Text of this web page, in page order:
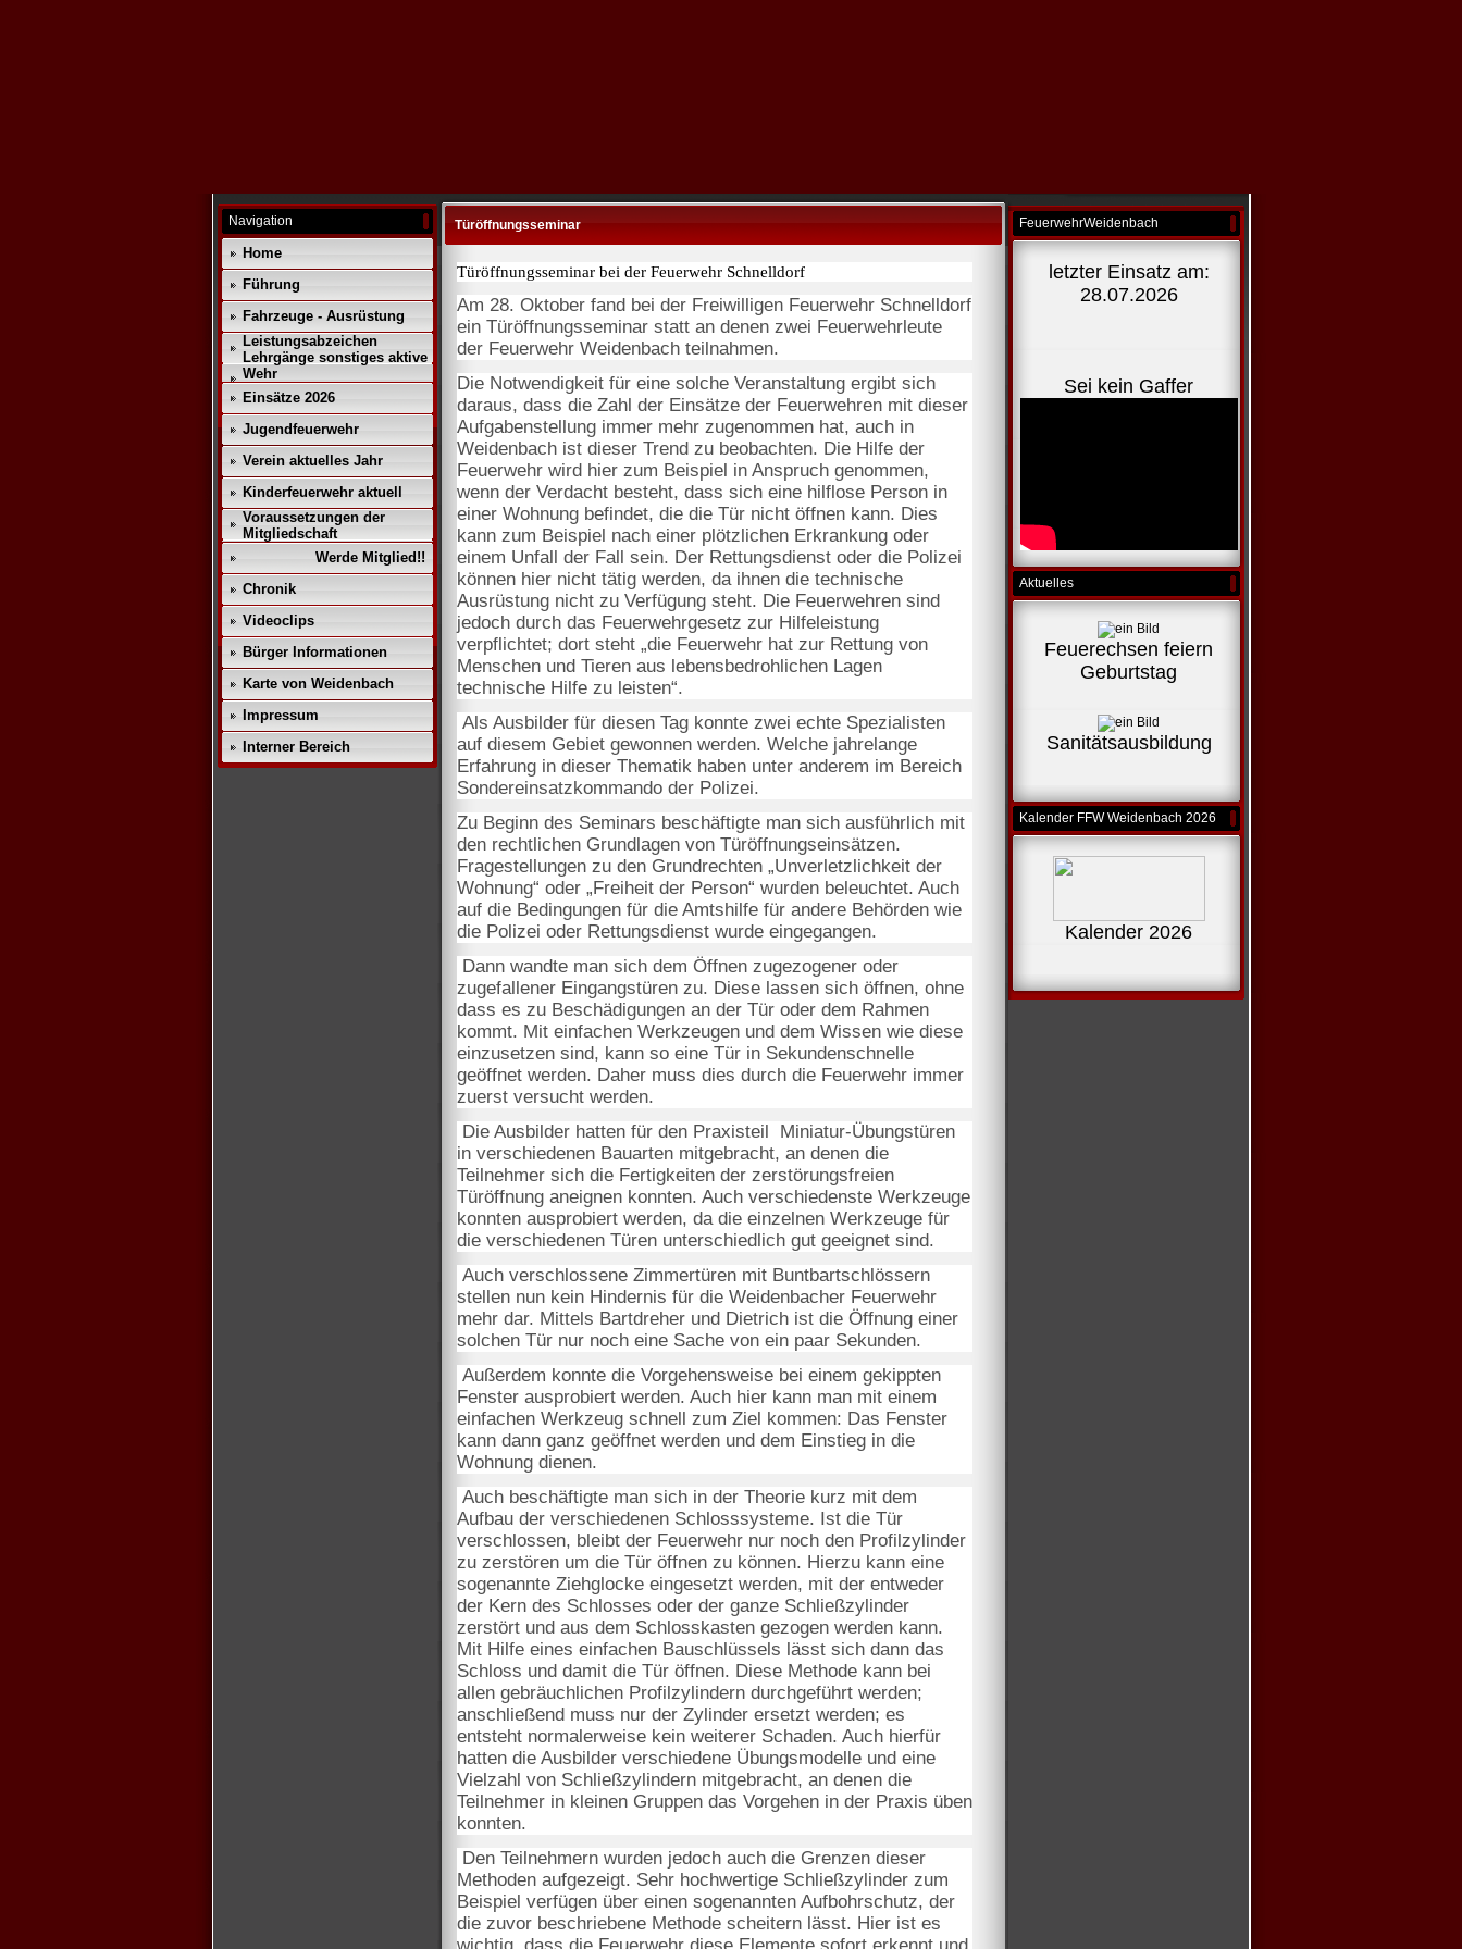
Navigation
Home
Führung
Fahrzeuge - Ausrüstung
Leistungsabzeichen
Lehrgänge sonstiges aktive
Wehr
Einsätze 2026
Jugendfeuerwehr
Verein aktuelles Jahr
Kinderfeuerwehr aktuell
Voraussetzungen der
Mitgliedschaft
Werde Mitglied!!
Chronik
Videoclips
Bürger Informationen
Karte von Weidenbach
Impressum
Interner Bereich
Türöffnungsseminar
Türöffnungsseminar bei der Feuerwehr Schnelldorf
Am 28. Oktober fand bei der Freiwilligen Feuerwehr Schnelldorf
ein Türöffnungsseminar statt an denen zwei Feuerwehrleute
der Feuerwehr Weidenbach teilnahmen.
Die Notwendigkeit für eine solche Veranstaltung ergibt sich
daraus, dass die Zahl der Einsätze der Feuerwehren mit dieser
Aufgabenstellung immer mehr zugenommen hat, auch in
Weidenbach ist dieser Trend zu beobachten. Die Hilfe der
Feuerwehr wird hier zum Beispiel in Anspruch genommen,
wenn der Verdacht besteht, dass sich eine hilflose Person in
einer Wohnung befindet, die die Tür nicht öffnen kann. Dies
kann zum Beispiel nach einer plötzlichen Erkrankung oder
einem Unfall der Fall sein. Der Rettungsdienst oder die Polizei
können hier nicht tätig werden, da ihnen die technische
Ausrüstung nicht zu Verfügung steht. Die Feuerwehren sind
jedoch durch das Feuerwehrgesetz zur Hilfeleistung
verpflichtet; dort steht „die Feuerwehr hat zur Rettung von
Menschen und Tieren aus lebensbedrohlichen Lagen
technische Hilfe zu leisten“.
Als Ausbilder für diesen Tag konnte zwei echte Spezialisten
auf diesem Gebiet gewonnen werden. Welche jahrelange
Erfahrung in dieser Thematik haben unter anderem im Bereich
Sondereinsatzkommando der Polizei.
Zu Beginn des Seminars beschäftigte man sich ausführlich mit
den rechtlichen Grundlagen von Türöffnungseinsätzen.
Fragestellungen zu den Grundrechten „Unverletzlichkeit der
Wohnung“ oder „Freiheit der Person“ wurden beleuchtet. Auch
auf die Bedingungen für die Amtshilfe für andere Behörden wie
die Polizei oder Rettungsdienst wurde eingegangen.
Dann wandte man sich dem Öffnen zugezogener oder
zugefallener Eingangstüren zu. Diese lassen sich öffnen, ohne
dass es zu Beschädigungen an der Tür oder dem Rahmen
kommt. Mit einfachen Werkzeugen und dem Wissen wie diese
einzusetzen sind, kann so eine Tür in Sekundenschnelle
geöffnet werden. Daher muss dies durch die Feuerwehr immer
zuerst versucht werden.
Die Ausbilder hatten für den Praxisteil
Miniatur-Übungstüren
in verschiedenen Bauarten mitgebracht, an denen die
Teilnehmer sich die Fertigkeiten der zerstörungsfreien
Türöffnung aneignen konnten. Auch verschiedenste Werkzeuge
konnten ausprobiert werden, da die einzelnen Werkzeuge für
die verschiedenen Türen unterschiedlich gut geeignet sind.
Auch verschlossene Zimmertüren mit Buntbartschlössern
stellen nun kein Hindernis für die Weidenbacher Feuerwehr
mehr dar. Mittels Bartdreher und Dietrich ist die Öffnung einer
solchen Tür nur noch eine Sache von ein paar Sekunden.
Außerdem konnte die Vorgehensweise bei einem gekippten
Fenster ausprobiert werden. Auch hier kann man mit einem
einfachen Werkzeug schnell zum Ziel kommen: Das Fenster
kann dann ganz geöffnet werden und dem Einstieg in die
Wohnung dienen.
Auch beschäftigte man sich in der Theorie kurz mit dem
Aufbau der verschiedenen Schlosssysteme. Ist die Tür
verschlossen, bleibt der Feuerwehr nur noch den Profilzylinder
zu zerstören um die Tür öffnen zu können. Hierzu kann eine
sogenannte Ziehglocke eingesetzt werden, mit der entweder
der Kern des Schlosses oder der ganze Schließzylinder
zerstört und aus dem Schlosskasten gezogen werden kann.
Mit Hilfe eines einfachen Bauschlüssels lässt sich dann das
Schloss und damit die Tür öffnen. Diese Methode kann bei
allen gebräuchlichen Profilzylindern durchgeführt werden;
anschließend muss nur der Zylinder ersetzt werden; es
entsteht normalerweise kein weiterer Schaden. Auch hierfür
hatten die Ausbilder verschiedene Übungsmodelle und eine
Vielzahl von Schließzylindern mitgebracht, an denen die
Teilnehmer in kleinen Gruppen das Vorgehen in der Praxis üben
konnten.
Den Teilnehmern wurden jedoch auch die Grenzen dieser
Methoden aufgezeigt. Sehr hochwertige Schließzylinder zum
Beispiel verfügen über einen sogenannten Aufbohrschutz, der
die zuvor beschriebene Methode scheitern lässt. Hier ist es
FeuerwehrWeidenbach
letzter Einsatz am:
28.07.2026
Sei kein Gaffer
Aktuelles
Feuerechsen feiern
Geburtstag
Sanitätsausbildung
Kalender FFW Weidenbach 2026
Kalender 2026